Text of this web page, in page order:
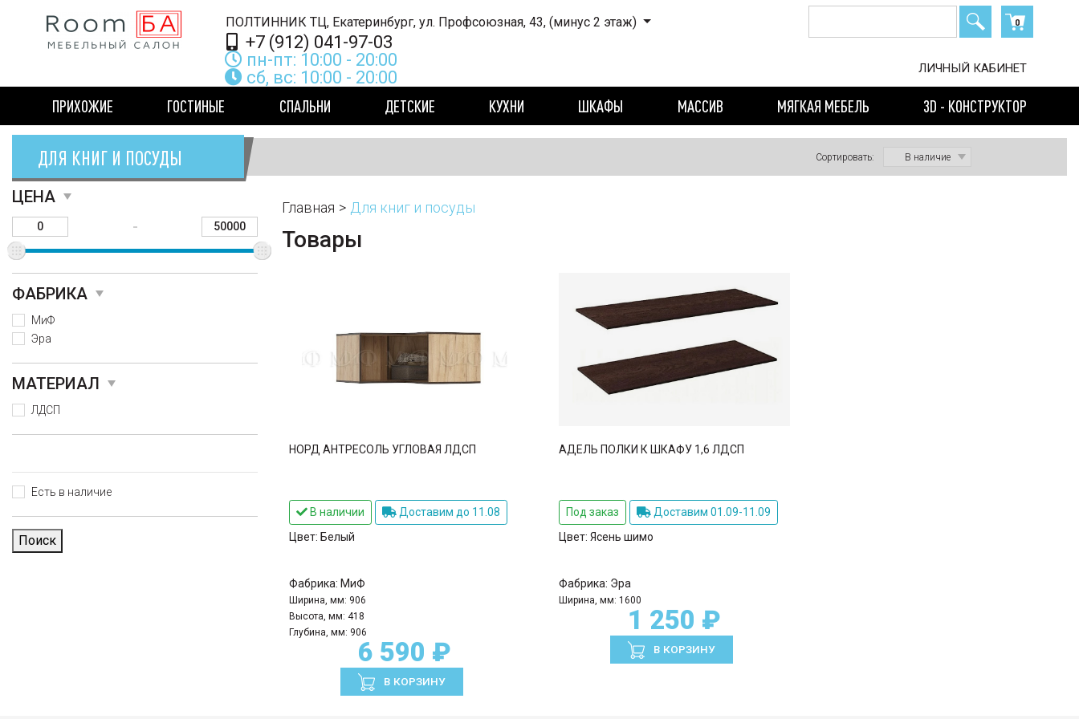
ПОЛТИННИК ТЦ, Екатеринбург, ул. Профсоюзная, 43, (минус 2 этаж)
+7 (912) 041-97-03
пн-пт: 10:00 - 20:00
сб, вс: 10:00 - 20:00
0
ЛИЧНЫЙ КАБИНЕТ
ПРИХОЖИЕ ГОСТИНЫЕ СПАЛЬНИ ДЕТСКИЕ КУХНИ ШКАФЫ МАССИВ МЯГКАЯ МЕБЕЛЬ 3D - КОНСТРУКТОР
ДЛЯ КНИГ И ПОСУДЫ Сортировать:
ЦЕНА
-
ФАБРИКА
МиФ
Эра
МАТЕРИАЛ
ЛДСП
Есть в наличие
Поиск
Главная Для книг и посуды
Товары
НОРД АНТРЕСОЛЬ УГЛОВАЯ ЛДСП
В наличии
Доставим до 11.08
Цвет: Белый
Фабрика: МиФ
Ширина, мм: 906
Высота, мм: 418
Глубина, мм: 906
6 590 ₽
В КОРЗИНУ
АДЕЛЬ ПОЛКИ К ШКАФУ 1,6 ЛДСП
Под заказ
Доставим 01.09-11.09
Цвет: Ясень шимо
Фабрика: Эра
Ширина, мм: 1600
1 250 ₽
В КОРЗИНУ